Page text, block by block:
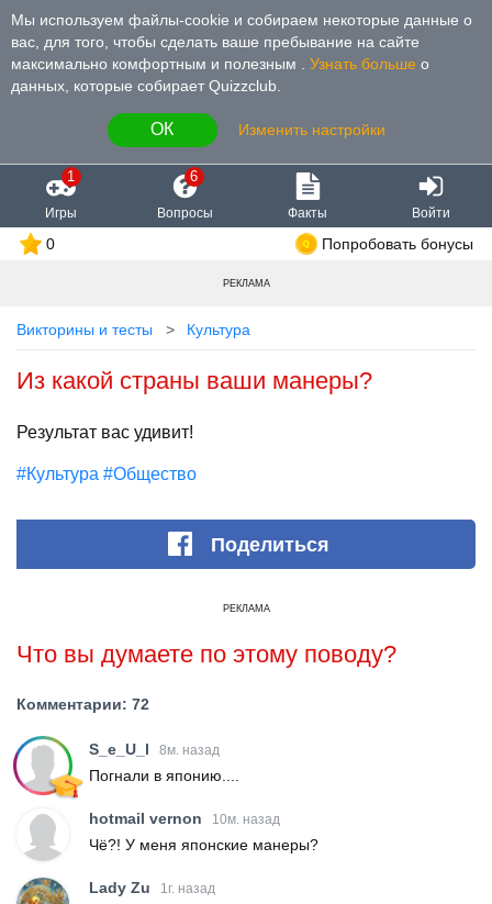
Мы используем файлы-cookie и собираем некоторые данные о
вас, для того, чтобы сделать ваше пребывание на сайте
максимально комфортным и полезным
Узнать больше о
данных, которые собирает Quizzclub.
ОК Изменить настройки
1
Игры
6
Вопросы Факты Войти
0 Попробовать бонусы
РЕКЛАМА
Викторины и тесты Культура
Из какой страны ваши манеры?
Результат вас удивит!
#Культура #Общество
Поделиться
РЕКЛАМА
Что вы думаете по этому поводу?
Комментарии: 72
S_e_U_l 8м. назад
Погнали в японию....
hotmail vernon 10м. назад
Чё?! У меня японские манеры?
Lady Zu 1г. назад